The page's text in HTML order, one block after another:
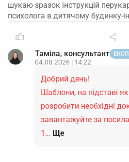
шукаю зразок інструкцій
психолога в дитячому будинку-
Таміла, консультант
04.08.2026 | 14:22
Добрий день!
Шаблони, на підставі
розробити необхідні
завантажуйте за
1… Ще